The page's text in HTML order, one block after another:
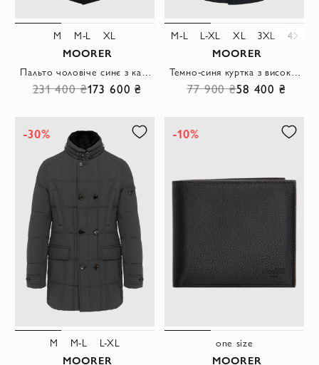
M M-L XL
MOORER
231 400 ₴173 600 ₴
M-L L-XL XL 3XL 4XL
MOORER
77 900 ₴58 400 ₴
-30%
M M-L L-XL
MOORER
-10%
one size
MOORER